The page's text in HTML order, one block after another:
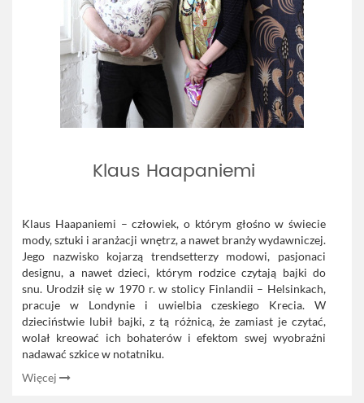
Klaus Haapaniemi
Klaus Haapaniemi – człowiek, o którym głośno w świecie
mody, sztuki i aranżacji wnętrz, a nawet branży wydawniczej.
Jego nazwisko kojarzą trendsetterzy modowi, pasjonaci
designu, a nawet dzieci, którym rodzice czytają bajki do
snu. Urodził się w 1970 r. w stolicy Finlandii – Helsinkach,
pracuje w Londynie i uwielbia czeskiego Krecia. W
dzieciństwie lubił bajki, z tą różnicą, że zamiast je czytać,
wolał kreować ich bohaterów i efektom swej wyobraźni
nadawać szkice w notatniku.
Więcej